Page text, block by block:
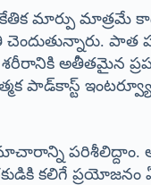
మార్పు మాత్రమే
అతీతమైన
పాడ్‌కాస్ట్
పరిశీలిద్దాం.
కలిగే ప్రయోజనం